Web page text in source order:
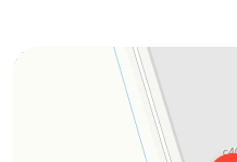
Orgplex
Оргстекло, поликарбонат в
Торговое оборудование в Лыткарине